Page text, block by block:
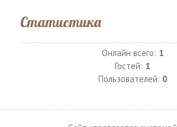
Статистика
Онлайн всего: 1
Гостей: 1
Пользователей: 0